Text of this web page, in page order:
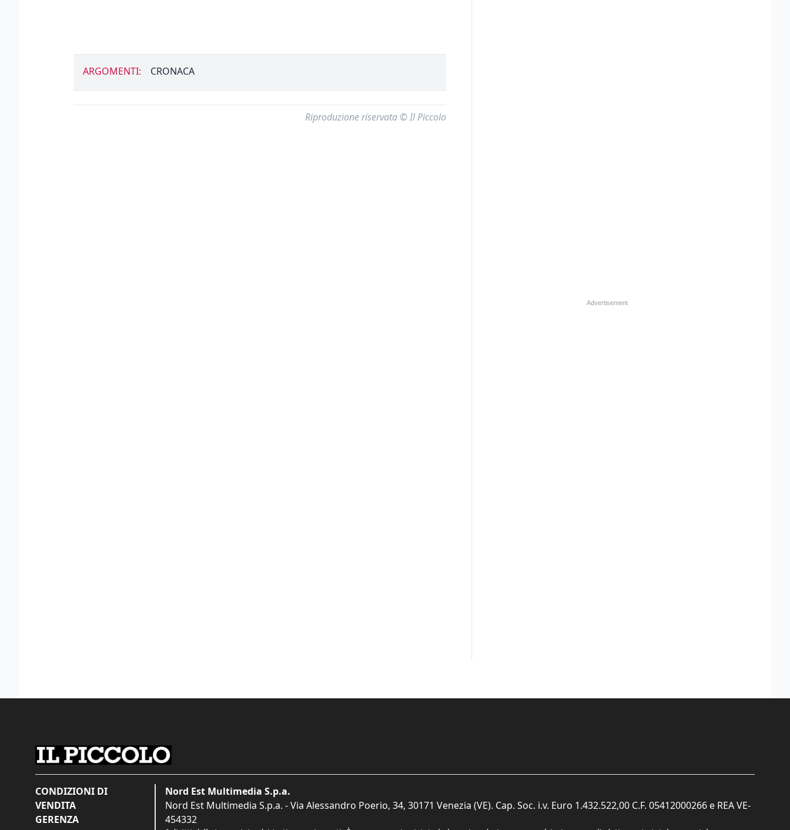
ARGOMENTI: CRONACA
Riproduzione riservata © Il Piccolo
CONDIZIONI DI
VENDITA
GERENZA
Nord Est Multimedia S.p.a.
Nord Est Multimedia S.p.a. - Via Alessandro Poerio, 34, 30171 Venezia (VE). Cap. Soc. i.v. Euro 1.432.522,00 C.F. 05412000266 e REA VE-
454332